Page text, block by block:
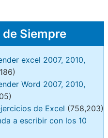
Siempre
excel 2007, 2010,
Word 2007, 2010,
de Excel (758,203)
a escribir con los 10